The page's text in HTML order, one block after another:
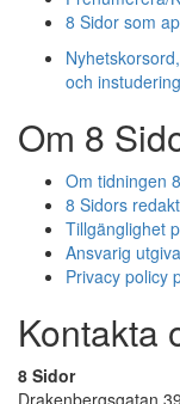
8 Sidor som
och
Om 8
Om tidningen
8 Sidors
Tillgänglighet
Ansvarig
Privacy policy
Kontakta
8 Sidor